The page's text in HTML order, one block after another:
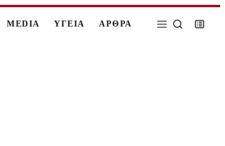
MEDIA ΥΓΕΙΑ ΑΡΘΡΑ